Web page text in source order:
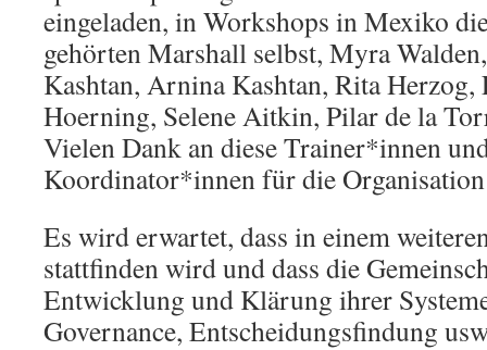
eingeladen, in Workshops in Mexiko
gehörten Marshall selbst, Myra
Kashtan, Arnina Kashtan, Rita Herzog,
Hoerning, Selene Aitkin, Pilar de la
Vielen Dank an diese Trainer*innen
Koordinator*innen für die
Es wird erwartet, dass in einem
stattfinden wird und dass die
Entwicklung und Klärung ihrer
Governance, Entscheidungsfindung